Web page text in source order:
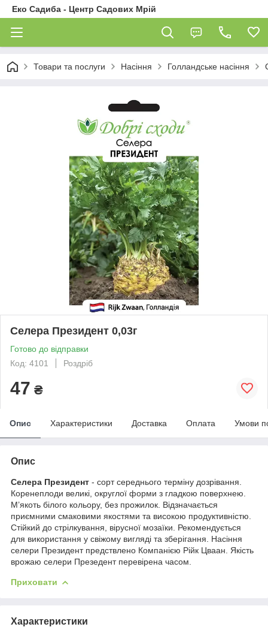
Еко Садиба - Центр Садових Мрій
Товари та послуги Насіння Голландське насіння
Селера Президент 0,03г
Готово до відправки
Код: 4101
Роздріб
47 ₴
Опис Характеристики Доставка Оплата Умови
Опис
Селера Президент - сорт середнього терміну дозрівання.
Коренеплоди великі, округлої форми з гладкою поверхнею.
М’якоть білого кольору, без прожилок. Відзначається
приємними смаковими якостями та високою продуктивністю.
Стійкий до стрілкування, вірусної мозаїки. Рекомендується
для використання у свіжому вигляді та зберігання. Насіння
селери Президент предствлено Компанією Рійк Цваан. Якість
врожаю селери Презедент перевірена часом.
Приховати
Характеристики